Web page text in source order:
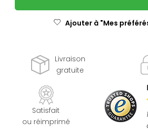
Ajouter à "Mes
Livraison
gratuite
Satisfait
ou réimprimé